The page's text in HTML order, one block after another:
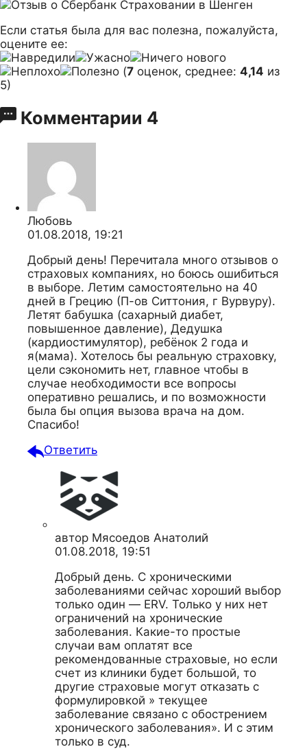
Если статья была для вас полезна, пожалуйста,
оцените ее:
(7 оценок, среднее: 4,14 из
5)
Комментарии 4
Любовь
01.08.2018, 19:21
Добрый день! Перечитала много отзывов о
страховых компаниях, но боюсь ошибиться
в выборе. Летим самостоятельно на 40
дней в Грецию (П-ов Ситтония, г Вурвуру).
Летят бабушка (сахарный диабет,
повышенное давление), Дедушка
(кардиостимулятор), ребёнок 2 года и
я(мама). Хотелось бы реальную страховку,
цели сэкономить нет, главное чтобы в
случае необходимости все вопросы
оперативно решались, и по возможности
была бы опция вызова врача на дом.
Спасибо!
Ответить
автор Мясоедов Анатолий
01.08.2018, 19:51
Добрый день. С хроническими
заболеваниями сейчас хороший выбор
только один — ERV. Только у них нет
ограничений на хронические
заболевания. Какие-то простые
случаи вам оплатят все
рекомендованные страховые, но если
счет из клиники будет большой, то
другие страховые могут отказать с
формулировкой » текущее
заболевание связано с обострением
хронического заболевания». И с этим
только в суд.